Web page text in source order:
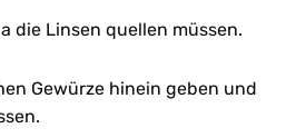
die Linsen quellen müssen.
Gewürze hinein geben und